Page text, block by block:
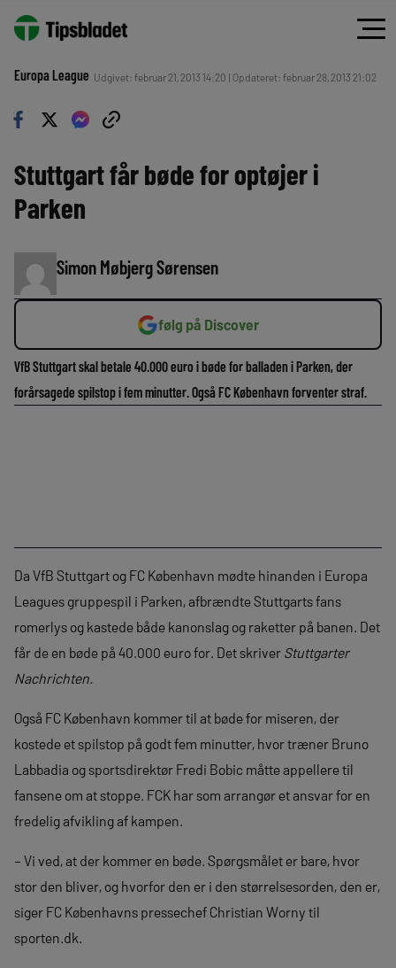
Europa League Udgivet: februar 21, 2013 14:20 | Opdateret: februar 28, 2013 21:02
Stuttgart får bøde for optøjer i
Parken
Simon Møbjerg Sørensen
følg på Discover
VfB Stuttgart skal betale 40.000 euro i bøde for balladen i Parken, der
forårsagede spilstop i fem minutter. Også FC København forventer straf.
Da VfB Stuttgart og FC København mødte hinanden i Europa
Leagues gruppespil i Parken, afbrændte Stuttgarts fans
romerlys og kastede både kanonslag og raketter på banen. Det
får de en bøde på 40.000 euro for. Det skriver Stuttgarter
Nachrichten.
Også FC København kommer til at bøde for miseren, der
kostede et spilstop på godt fem minutter, hvor træner Bruno
Labbadia og sportsdirektør Fredi Bobic måtte appellere til
fansene om at stoppe. FCK har som arrangør et ansvar for en
fredelig afvikling af kampen.
– Vi ved, at der kommer en bøde. Spørgsmålet er bare, hvor
stor den bliver, og hvorfor den er i den størrelsesorden, den er,
siger FC Københavns pressechef Christian Worny til
sporten.dk.